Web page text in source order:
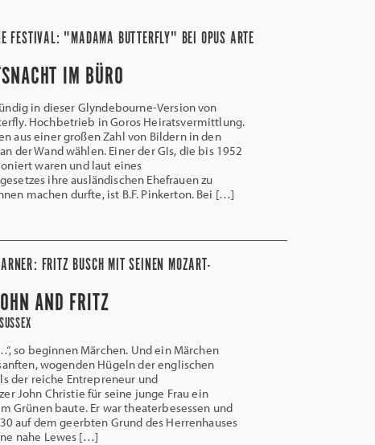
FESTIVAL: "MADAMA BUTTERFLY" BEI OPUS ARTE
IM BÜRO
in dieser Glyndebourne-Version von
Hochbetrieb in Goros Heiratsvermittlung.
aus einer großen Zahl von Bildern in den
der Wand wählen. Einer der GIs, die bis 1952
waren und laut eines
ihre ausländischen Ehefrauen zu
machen durfte, ist B.F. Pinkerton. Bei […]
FRITZ BUSCH MIT SEINEN MOZART-
AND FRITZ
so beginnen Märchen. Und ein Märchen
wogenden Hügeln der englischen
der reiche Entrepreneur und
John Christie für seine junge Frau ein
Grünen baute. Er war theaterbesessen und
auf dem geerbten Grund des Herrenhauses
nahe Lewes […]